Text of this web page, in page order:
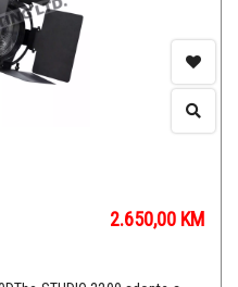
2.650,00 KM